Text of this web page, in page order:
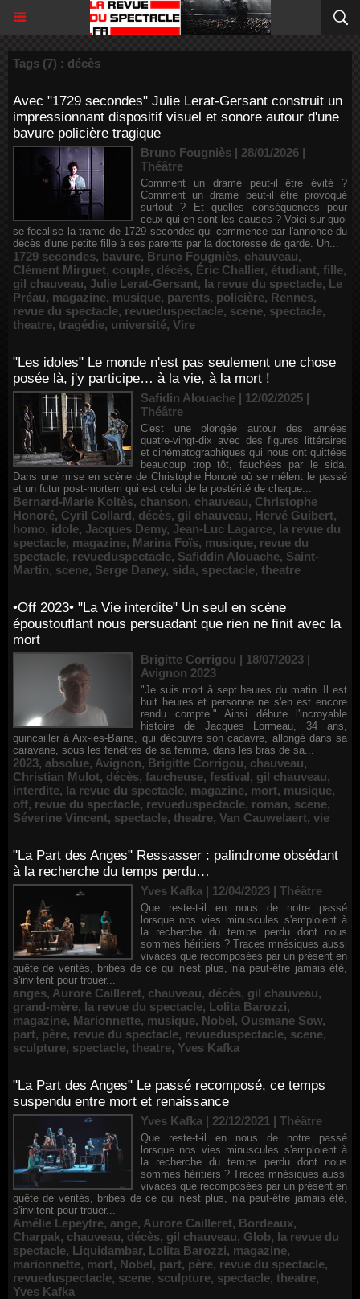
Tags (7) : décès
Avec "1729 secondes" Julie Lerat-Gersant construit un
impressionnant dispositif visuel et sonore autour d'une
bavure policière tragique
Bruno Fougniès | 28/01/2026 |
Théâtre
Comment un drame peut-il être évité ?
Comment un drame peut-il être provoqué
surtout ? Et quelles conséquences pour
ceux qui en sont les causes ? Voici sur quoi
se focalise la trame de 1729 secondes qui commence par l'annonce du
décès d'une petite fille à ses parents par la doctoresse de garde. Un...
1729 secondes, bavure, Bruno Fougniès, chauveau,
Clément Mirguet, couple, décès, Éric Challier, étudiant, fille,
gil chauveau, Julie Lerat-Gersant, la revue du spectacle, Le
Préau, magazine, musique, parents, policière, Rennes,
revue du spectacle, revueduspectacle, scene, spectacle,
theatre, tragédie, université, Vire
"Les idoles" Le monde n'est pas seulement une chose
posée là, j'y participe… à la vie, à la mort !
Safidin Alouache | 12/02/2025 |
Théâtre
C'est une plongée autour des années
quatre-vingt-dix avec des figures littéraires
et cinématographiques qui nous ont quittées
beaucoup trop tôt, fauchées par le sida.
Dans une mise en scène de Christophe Honoré où se mêlent le passé
et un futur post-mortem qui est celui de la postérité de chaque...
Bernard-Marie Koltès, chanson, chauveau, Christophe
Honoré, Cyril Collard, décès, gil chauveau, Hervé Guibert,
homo, idole, Jacques Demy, Jean-Luc Lagarce, la revue du
spectacle, magazine, Marina Foïs, musique, revue du
spectacle, revueduspectacle, Safiddin Alouache, Saint-
Martin, scene, Serge Daney, sida, spectacle, theatre
•Off 2023• "La Vie interdite" Un seul en scène
époustouflant nous persuadant que rien ne finit avec la
mort
Brigitte Corrigou | 18/07/2023 |
Avignon 2023
"Je suis mort à sept heures du matin. Il est
huit heures et personne ne s'en est encore
rendu compte." Ainsi débute l'incroyable
histoire de Jacques Lormeau, 34 ans,
quincailler à Aix-les-Bains, qui découvre son cadavre, allongé dans sa
caravane, sous les fenêtres de sa femme, dans les bras de sa...
2023, absolue, Avignon, Brigitte Corrigou, chauveau,
Christian Mulot, décès, faucheuse, festival, gil chauveau,
interdite, la revue du spectacle, magazine, mort, musique,
off, revue du spectacle, revueduspectacle, roman, scene,
Séverine Vincent, spectacle, theatre, Van Cauwelaert, vie
"La Part des Anges" Ressasser : palindrome obsédant
à la recherche du temps perdu…
Yves Kafka | 12/04/2023 | Théâtre
Que reste-t-il en nous de notre passé
lorsque nos vies minuscules s'emploient à
la recherche du temps perdu dont nous
sommes héritiers ? Traces mnésiques aussi
vivaces que recomposées par un présent en
quête de vérités, bribes de ce qui n'est plus, n'a peut-être jamais été,
s'invitent pour trouer...
anges, Aurore Cailleret, chauveau, décès, gil chauveau,
grand-mère, la revue du spectacle, Lolita Barozzi,
magazine, Marionnette, musique, Nobel, Ousmane Sow,
part, père, revue du spectacle, revueduspectacle, scene,
sculpture, spectacle, theatre, Yves Kafka
"La Part des Anges" Le passé recomposé, ce temps
suspendu entre mort et renaissance
Yves Kafka | 22/12/2021 | Théâtre
Que reste-t-il en nous de notre passé
lorsque nos vies minuscules s'emploient à
la recherche du temps perdu dont nous
sommes héritiers ? Traces mnésiques aussi
vivaces que recomposées par un présent en
quête de vérités, bribes de ce qui n'est plus, n'a peut-être jamais été,
s'invitent pour trouer...
Amélie Lepeytre, ange, Aurore Cailleret, Bordeaux,
Charpak, chauveau, décès, gil chauveau, Glob, la revue du
spectacle, Liquidambar, Lolita Barozzi, magazine,
marionnette, mort, Nobel, part, père, revue du spectacle,
revueduspectacle, scene, sculpture, spectacle, theatre,
Yves Kafka